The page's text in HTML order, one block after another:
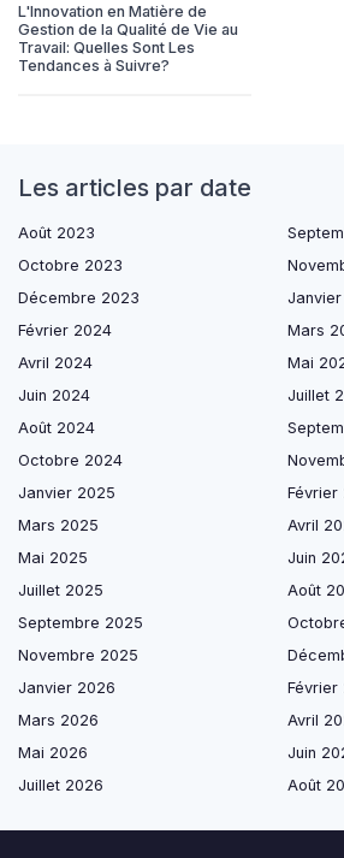
L'Innovation en Matière de
Gestion de la Qualité de Vie au
Travail: Quelles Sont Les
Tendances à Suivre?
Les articles par date
Août 2023
Octobre 2023
Décembre 2023
Février 2024
Mars
Avril 2024
Mai
Juin 2024
Juillet
Août 2024
Octobre 2024
Janvier 2025
Février
Mars 2025
Avril
Mai 2025
Juin
Juillet 2025
Août
Septembre 2025
Novembre 2025
Janvier 2026
Février
Mars 2026
Avril
Mai 2026
Juin
Juillet 2026
Août